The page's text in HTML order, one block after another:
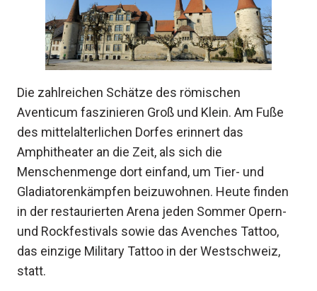
Die zahlreichen Schätze des römischen
Aventicum faszinieren Groß und Klein. Am Fuße
des mittelalterlichen Dorfes erinnert das
Amphitheater an die Zeit, als sich die
Menschenmenge dort einfand, um Tier- und
Gladiatorenkämpfen beizuwohnen. Heute finden
in der restaurierten Arena jeden Sommer Opern-
und Rockfestivals sowie das Avenches Tattoo,
das einzige Military Tattoo in der Westschweiz,
statt.